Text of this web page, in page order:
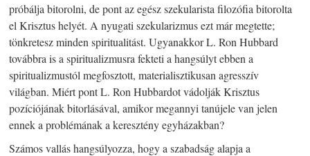
próbálja bitorolni, de pont az egész szekularista filozófia bitorolta
el Krisztus helyét. A nyugati szekularizmus ezt már megtette;
tönkretesz minden spiritualitást. Ugyanakkor L. Ron Hubbard
továbbra is a spiritualizmusra fekteti a hangsúlyt ebben a
spiritualizmustól megfosztott, materialisztikusan agresszív
világban. Miért pont L. Ron Hubbardot vádolják Krisztus
pozíciójának bitorlásával, amikor megannyi tanújele van jelen
ennek a problémának a keresztény egyházakban?
Számos vallás hangsúlyozza, hogy a szabadság alapja a